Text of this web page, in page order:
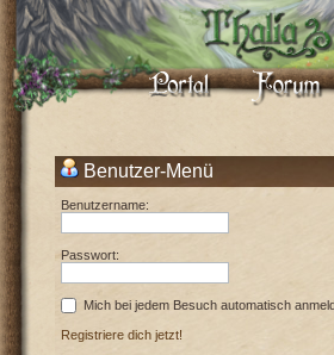
Benutzer-Menü
Benutzername:
Passwort:
Mich bei jedem Besuch automatisch
Registriere dich jetzt!